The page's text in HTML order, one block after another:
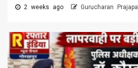
2 weeks ago Gurucharan